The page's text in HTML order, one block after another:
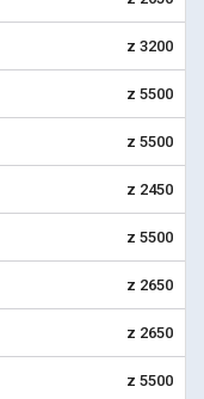
z 3200
z 5500
z 5500
z 2450
z 5500
z 2650
z 2650
z 5500